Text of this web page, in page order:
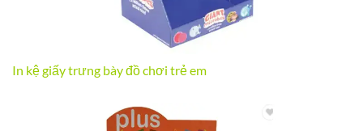
In kệ giấy trưng bày đồ chơi trẻ em